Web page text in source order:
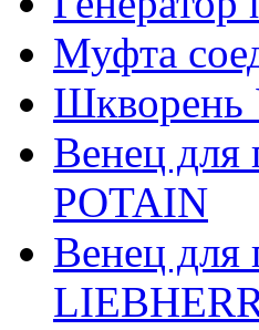
Муфта
Шкворень
Венец для
POTAIN
Венец для